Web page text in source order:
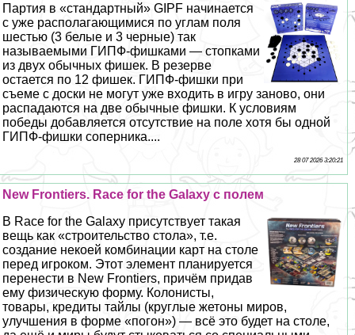
Партия в «стандартный» GIPF начинается
с уже располагающимися по углам поля
шестью (3 белые и 3 черные) так
называемыми ГИПФ-фишками — стопками
из двух обычных фишек. В резерве
остается по 12 фишек. ГИПФ-фишки при
съеме с доски не могут уже входить в игру заново, они
распадаются на две обычные фишки. К условиям
победы добавляется отсутствие на поле хотя бы одной
ГИПФ-фишки соперника....
28 07 2026 3:20:21
New Frontiers. Race for the Galaxy с полем
В Race for the Galaxy присутствует такая
вещь как «строительство стола», т.е.
создание некоей комбинации карт на столе
перед игроком. Этот элемент планируется
перенести в New Frontiers, причём придав
ему физическую форму. Колонисты,
товары, кредиты тайлы (круглые жетоны миров,
улучшения в форме «погон») — всё это будет на столе,